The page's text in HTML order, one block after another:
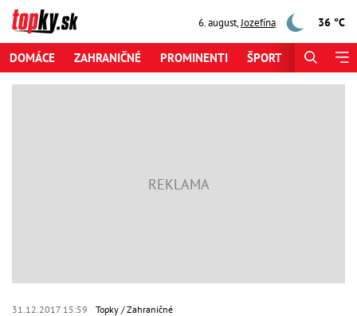
6. august,Jozefína 36 °C
DOMÁCE ZAHRANIČNÉ PROMINENTI ŠPORT
31.12.2017 15:59 Topky Zahraničné